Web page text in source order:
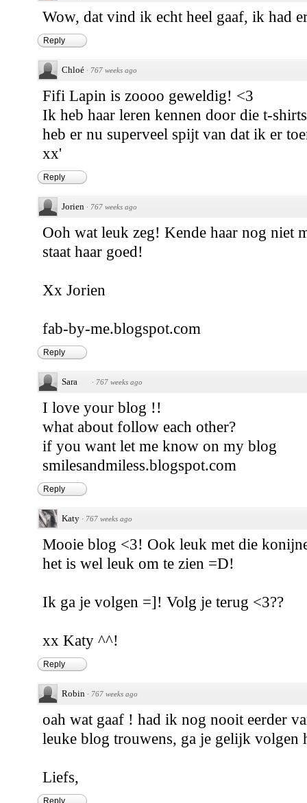
Wow, dat vind ik echt heel gaaf, ik had
Reply
Chloé · 767 weeks ago
Fifi Lapin is zoooo geweldig! <3
Ik heb haar leren kennen door die t-
heb er nu superveel spijt van dat ik er
xx'
Reply
Jorien · 767 weeks ago
Ooh wat leuk zeg! Kende haar nog niet
staat haar goed!
Xx Jorien
fab-by-me.blogspot.com
Reply
Sara · 767 weeks ago
I love your blog !!
what about follow each other?
if you want let me know on my blog
smilesandmiless.blogspot.com
Reply
Katy · 767 weeks ago
Mooie blog <3! Ook leuk met die
het is wel leuk om te zien =D!
Ik ga je volgen =]! Volg je terug <3??
xx Katy ^^!
Reply
Robin · 767 weeks ago
oah wat gaaf ! had ik nog nooit eerder
leuke blog trouwens, ga je gelijk volgen
Liefs,
Reply